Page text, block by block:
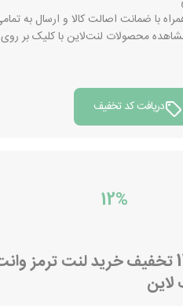
با ضمانت اصالت کالا و ارسال به
محصولات لنت‌لاین با کلیک بر
دریافت کد تخفیف
12%
12% تخفیف خرید لنت ترمز
لاین